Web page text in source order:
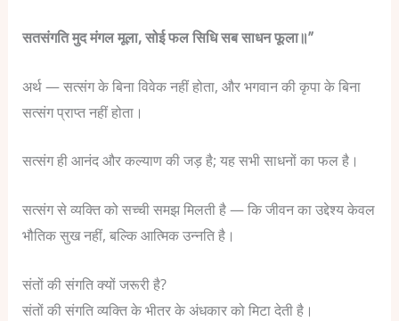
सतसंगति मुद मंगल मूला, सोई फल सिधि सब साधन फूला॥”
अर्थ —सत्संग के बिना विवेक नहीं होता, और भगवान की कृपा के बिना
सत्संग प्राप्त नहीं होता।
सत्संग ही आनंद और कल्याण की जड़ है; यह सभी साधनों का फल है।
सत्संग से व्यक्ति को सच्ची समझ मिलती है — कि जीवन का उद्देश्य केवल
भौतिक सुख नहीं, बल्कि आत्मिक उन्नति है।
संतों की संगति क्यों जरूरी है?
संतों की संगति व्यक्ति के भीतर के अंधकार को मिटा देती है।